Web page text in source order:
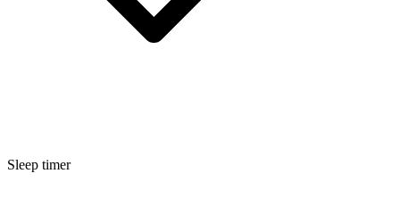
Sleep timer